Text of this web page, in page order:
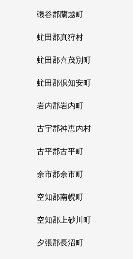
磯谷郡蘭越町
虻田郡真狩村
虻田郡喜茂別町
虻田郡倶知安町
岩内郡岩内町
古宇郡神恵内村
古平郡古平町
余市郡余市町
空知郡南幌町
空知郡上砂川町
夕張郡長沼町